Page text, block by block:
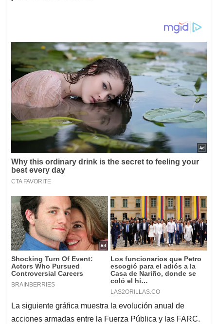
La siguiente gráfica muestra la evolución anual de
acciones armadas entre la Fuerza Pública y las FARC.